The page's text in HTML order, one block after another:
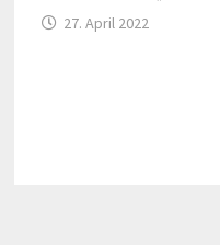
27. April 2022